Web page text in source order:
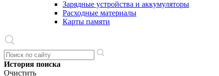
Зарядные устройства и аккумуляторы
Расходные материалы
Карты памяти
История поиска
Очистить